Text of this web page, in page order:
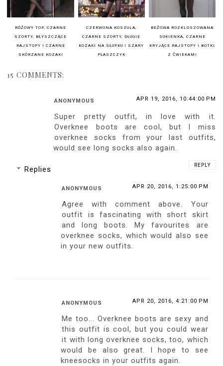
RÓŻOWY TOP, CZARNE
SZORTY, BŁYSZCZĄCE
RAJSTOPY I CZARNE
SKÓRZANE KOZAKI
CZERWONA KOSZULA,
CZARNE SZORTY, DŁUGIE
KOZAKI NA SŁUPKU I SZARY
PŁASZCZYK
BEŻOWA ROZKLOSZOWANA
SUKIENKA, CZARNE
KRYJĄCE RAJSTOPY I BOTKI
Z ĆWIEKAMI
15 COMMENTS:
ANONYMOUS APR 19, 2016, 10:44:00 PM
Super pretty outfit, in love with it.
Overknee boots are cool, but I miss
overknee socks from your last outfits,
would see long socks also again.
REPLY
Replies
ANONYMOUS APR 20, 2016, 1:25:00 PM
Agree with comment above. Your
outfit is fascinating with short skirt
and long boots. My favourites are
overknee socks, which would also see
in your new outfits.
ANONYMOUS APR 20, 2016, 4:21:00 PM
Me too... Overknee boots are sexy and
this outfit is cool, but you could wear
it with long overknee socks, too, which
would be also great. I hope to see
kneesocks in your outfits again.